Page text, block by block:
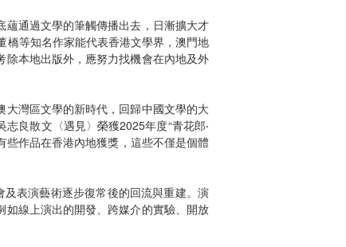
通過文學的筆觸傳播出去，日漸擴大才
等知名作家能代表香港文學界，澳門地
本地出版外，應努力找機會在內地及外
大灣區文學的新時代，回歸中國文學的大
良散文〈遇見〉榮獲2025年度“青花郎‧
作品在香港內地獲獎，這些不僅是個體
表演藝術逐步復常後的回流與重建。演
線上演出的開發、跨媒介的實驗、開放